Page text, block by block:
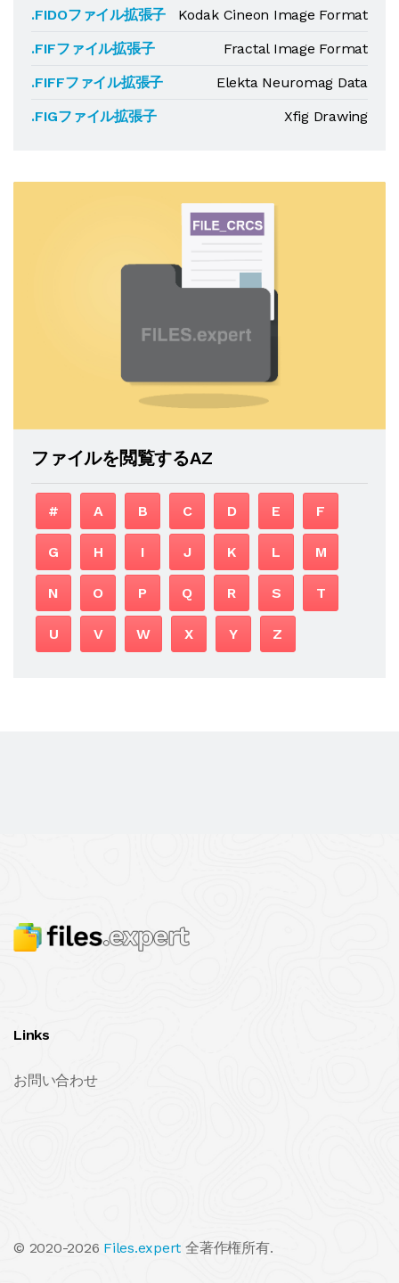
.FIDOファイル拡張子
Kodak Cineon Image Format
.FIFファイル拡張子
Fractal Image Format
.FIFFファイル拡張子
Elekta Neuromag Data
.FIGファイル拡張子
Xfig Drawing
ファイルを閲覧するAZ
# A B C D E F
G H I J K L M
N O P Q R S T
U V W X Y Z
Links
お問い合わせ
© 2020-2026 Files.expert 全著作権所有.